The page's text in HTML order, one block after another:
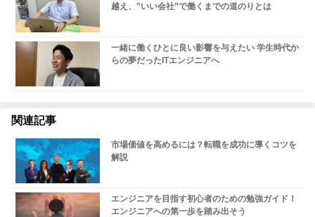
越え、”いい会社”で働くまでの道のりとは
一緒に働くひとに良い影響を与えたい 学生時代か
らの夢だったITエンジニアへ
関連記事
市場価値を高めるには？転職を成功に導くコツを
解説
エンジニアを目指す初心者のための勉強ガイド！
エンジニアへの第一歩を踏み出そう